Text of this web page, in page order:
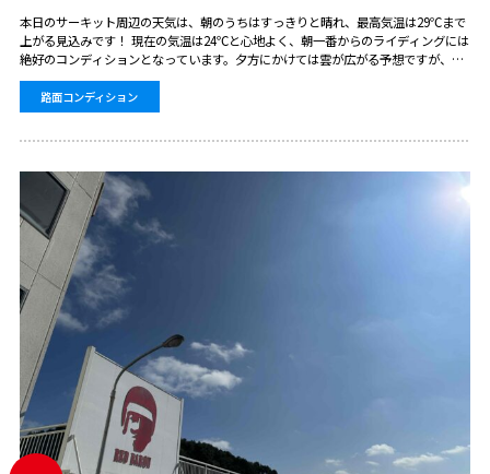
本日のサーキット周辺の天気は、朝のうちはすっきりと晴れ、最高気温は29℃まで
上がる見込みです！ 現在の気温は24℃と心地よく、朝一番からのライディングには
絶好のコンディションとなっています。夕方にかけては雲が広がる予想ですが、真
夏の強い直射日光が和らぎ、日中を通して快適にコースを走行いただけます！ こま
めな水分補給…
路面コンディション